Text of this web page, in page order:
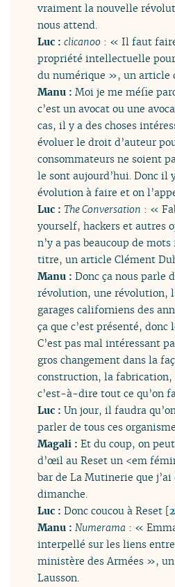
vraiment la nouvelle
nous attend.
Luc :clicanoo : « Il faut
propriété intellectuelle
du numérique », un article
Manu :Moi je me méfie
c’est un avocat ou une
cas, il y a des choses
évoluer le droit d’auteur
consommateurs ne soient
le sont aujourd’hui. Donc il
évolution à faire et on
Luc :The Conversation : «
yourself, hackers et autres
n’y a pas beaucoup de
titre, un article Clément
Manu :Donc ça nous parle
révolution, une révolution,
garages californiens des
ça que c’est présenté, donc
C’est pas mal intéressant
gros changement dans la
construction, la
c’est-à-dire tout ce qu’on
Luc :Un jour, il faudra
parler de tous ces
Magali :Et du coup, on
d’œil au Reset un <em
bar de La Mutinerie que j’ai
dimanche.
Luc :Donc coucou à Reset [2
Manu :Numerama : «
interpellé sur les liens
ministère des Armées »,
Lausson.